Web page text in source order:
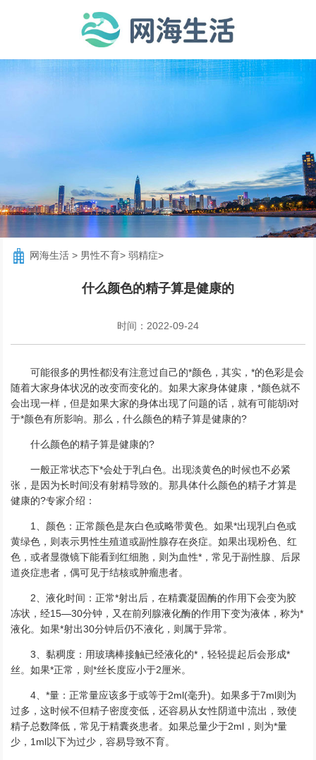
网海生活 > 男性不育>弱精症>
什么颜色的精子算是健康的
时间：2022-09-24
可能很多的男性都没有注意过自己的*颜色，其实，*的色彩是会
随着大家身体状况的改变而变化的。如果大家身体健康，*颜色就不
会出现一样，但是如果大家的身体出现了问题的话，就有可能胡i对
于*颜色有所影响。那么，什么颜色的精子算是健康的?
什么颜色的精子算是健康的?
一般正常状态下*会处于乳白色。出现淡黄色的时候也不必紧
张，是因为长时间没有射精导致的。那具体什么颜色的精子才算是
健康的?专家介绍：
1、颜色：正常颜色是灰白色或略带黄色。如果*出现乳白色或
黄绿色，则表示男性生殖道或副性腺存在炎症。如果出现粉色、红
色，或者显微镜下能看到红细胞，则为血性*，常见于副性腺、后尿
道炎症患者，偶可见于结核或肿瘤患者。
2、液化时间：正常*射出后，在精囊凝固酶的作用下会变为胶
冻状，经15—30分钟，又在前列腺液化酶的作用下变为液体，称为*
液化。如果*射出30分钟后仍不液化，则属于异常。
3、黏稠度：用玻璃棒接触已经液化的*，轻轻提起后会形成*
丝。如果*正常，则*丝长度应小于2厘米。
4、*量：正常量应该多于或等于2ml(毫升)。如果多于7ml则为
过多，这时候不但精子密度变低，还容易从女性阴道中流出，致使
精子总数降低，常见于精囊炎患者。如果总量少于2ml，则为*量
少，1ml以下为过少，容易导致不育。